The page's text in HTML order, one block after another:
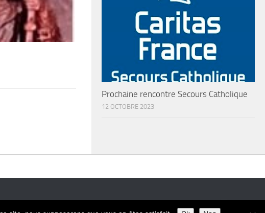
Prochaine rencontre Secours Catholique
12 OCTOBRE 2023